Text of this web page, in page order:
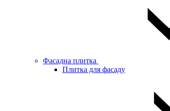
Фасадна плитка
Плитка для фасаду